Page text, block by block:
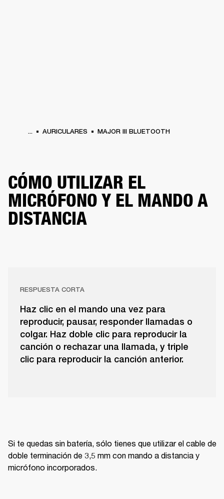
... AURICULARES MAJOR III BLUETOOTH
CÓMO UTILIZAR EL
MICRÓFONO Y EL MANDO A
DISTANCIA
RESPUESTA CORTA
Haz clic en el mando una vez para
reproducir, pausar, responder llamadas o
colgar. Haz doble clic para reproducir la
canción o rechazar una llamada, y triple
clic para reproducir la canción anterior.
Si te quedas sin batería, sólo tienes que utilizar el cable de
doble terminación de 3,5 mm con mando a distancia y
micrófono incorporados.